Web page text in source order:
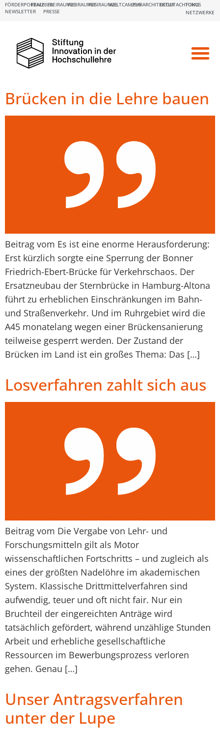
NEWSLETTER PRESSE
FÖRDERPORTALE:
FBM2020FREIRAUM23FREIRAUM25FREIRAUM26WELTCAMPUSLEHRARCHITEKTURBEGUTACHTUNG
FOKUS
NETZWERKE
Brücken in die Lehre bauen
Beitrag vom Es ist eine enorme Herausforderung:
Erst kürzlich sorgte eine Sperrung der Bonner
Friedrich-Ebert-Brücke für Verkehrschaos. Der
Ersatzneubau der Sternbrücke in Hamburg-Altona
führt zu erheblichen Einschränkungen im Bahn-
und Straßenverkehr. Und im Ruhrgebiet wird die
A45 monatelang wegen einer Brückensanierung
teilweise gesperrt werden. Der Zustand der
Brücken im Land ist ein großes Thema: Das […]
Losverfahren zahlt sich aus
Beitrag vom Die Vergabe von Lehr- und
Forschungsmitteln gilt als Motor
wissenschaftlichen Fortschritts – und zugleich als
eines der größten Nadelöhre im akademischen
System. Klassische Drittmittelverfahren sind
aufwendig, teuer und oft nicht fair. Nur ein
Bruchteil der eingereichten Anträge wird
tatsächlich gefördert, während unzählige Stunden
Arbeit und erhebliche gesellschaftliche
Ressourcen im Bewerbungsprozess verloren
gehen. Genau […]
Unser Antragsverfahren
unter der Lupe